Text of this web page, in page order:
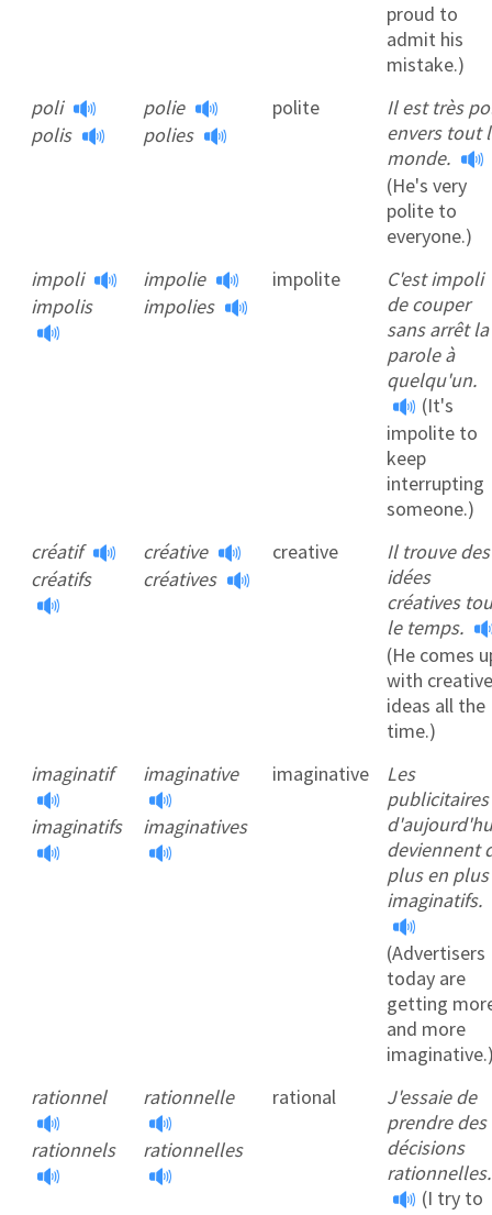
proud to
admit his
mistake.)
poli
polis
polie
polies
polite
Il est très
envers tout
monde.
(He's very
polite to
everyone.)
impoli
impolis
impolie
impolies
impolite
C'est impoli
de couper
sans arrêt la
parole à
quelqu'un.
(It's
impolite to
keep
interrupting
someone.)
créatif
créatifs
créative
créatives
creative
Il trouve des
idées
créatives
le temps.
(He comes
with creative
ideas all the
time.)
imaginatif
imaginatifs
imaginative
imaginatives
imaginative
Les
publicitaires
deviennent
plus en plus
imaginatifs.
(Advertisers
today are
getting
and more
rationnel
rationnels
rationnelle
rationnelles
rational
J'essaie de
prendre des
décisions
rationnelles.
(I try to
ACCEPT
SHOW DETAILS